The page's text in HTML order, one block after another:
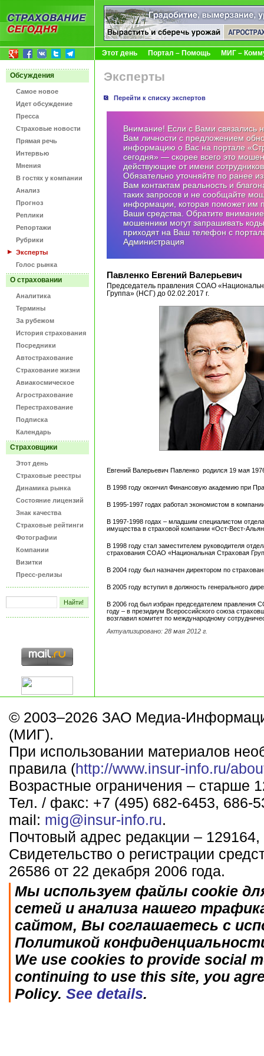
Этот день Портал – Помощь МИГ –
Обсуждения
Самое новое
Идет обсуждение
Пресса
Страховые новости
Прямая речь
Интервью
Мнения
В гостях у компании
Анализ
Прогноз
Реплики
Репортажи
Рубрики
Эксперты
Голос рынка
О страховании
Аналитика
Термины
За рубежом
История страхования
Посредники
Автострахование
Страхование жизни
Авиакосмическое
Агрострахование
Перестрахование
Подписка
Календарь
Страховщики
Этот день
Страховые реестры
Динамика рынка
Состояние лицензий
Знак качества
Страховые рейтинги
Фотографии
Компании
Визитки
Пресс-релизы
Эксперты
Перейти к списку экспертов
Внимание! Если с Вами связались
Вам личности с предложением
информацию о Вас на портале
сегодня» — скорее всего это
действующие от имени
Обязательно уточняйте по ранее
Вам контактам реальность и
таких запросов и не сообщайте
информации, которая поможет им
Ваши средства. Обратите
мошенники могут запрашивать
приходят на Ваш телефон с
Администрация
Павленко Евгений Валерьевич
Председатель правления СОАО
Группа» (НСГ) до 02.02.2017 г.
Евгений Валерьевич Павленко родился 19 мая
В 1998 году окончил Финансовую академию при
В 1995-1997 годах работал экономистом в
В 1997-1998 годах – младшим специалистом
имущества в страховой компании «Ост-Вест-
В 1998 году стал заместителем руководителя
страхования СОАО «Национальная Страховая
В 2004 году был назначен директором по
В 2005 году вступил в должность генерального
В 2006 год был избран председателем правления
году – в президиум Всероссийского союза
возглавил комитет по международному
Актуализировано: 28 мая 2012 г.
© 2003–2026 ЗАО Медиа-
(МИГ).
При использовании материалов
правила (http://www.insur-info.ru/
Возрастные ограничения – старше
Тел. / факс: +7 (495) 682-6453, 686-
mail: mig@insur-info.ru.
Почтовый адрес редакции –
Свидетельство о регистрации
26586 от 22 декабря 2006 года.
Мы используем файлы cookie
сетей и анализа нашего
сайтом, Вы соглашаетесь с
Политикой
We use cookies to provide social
continuing to use this site, you
Policy. See details.